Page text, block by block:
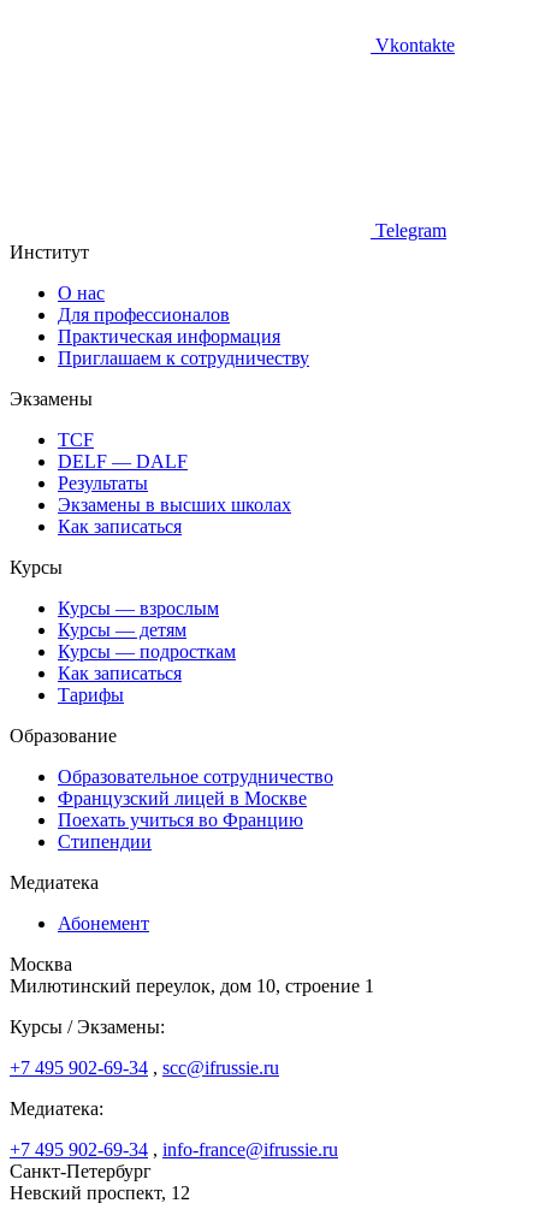
Vkontakte
Telegram
Институт
О нас
Для профессионалов
Практическая информация
Приглашаем к сотрудничеству
Экзамены
TCF
DELF — DALF
Результаты
Экзамены в высших школах
Как записаться
Курсы
Курсы — взрослым
Курсы — детям
Курсы — подросткам
Как записаться
Тарифы
Образование
Образовательное сотрудничество
Французский лицей в Москве
Поехать учиться во Францию
Стипендии
Медиатека
Абонемент
Москва
Милютинский переулок, дом 10, строение 1
Курсы / Экзамены:
+7 495 902-69-34 , scc@ifrussie.ru
Медиатека:
+7 495 902-69-34 , info-france@ifrussie.ru
Санкт-Петербург
Невский проспект, 12